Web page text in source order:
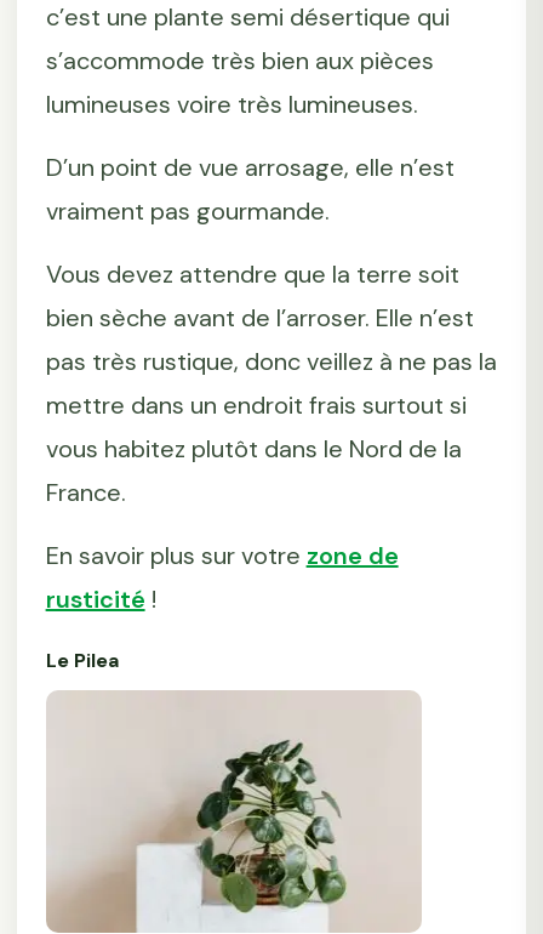
c’est une plante semi désertique qui
s’accommode très bien aux pièces
lumineuses voire très lumineuses.
D’un point de vue arrosage, elle n’est
vraiment pas gourmande.
Vous devez attendre que la terre soit
bien sèche avant de l’arroser. Elle n’est
pas très rustique, donc veillez à ne pas la
mettre dans un endroit frais surtout si
vous habitez plutôt dans le Nord de la
France.
En savoir plus sur votre zone de
rusticité !
Le Pilea